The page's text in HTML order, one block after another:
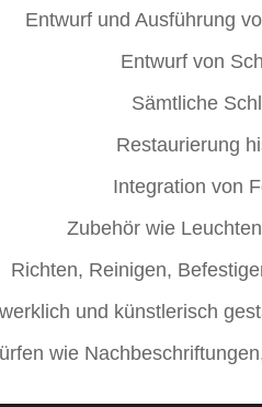
Entwurf und Ausführung
Entwurf von
Sämtliche
Restaurierung
Integration von
Zubehör wie
Richten, Reinigen,
und künstlerisch
wie